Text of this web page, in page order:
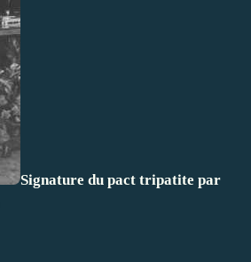
Signature du pact tripatite par